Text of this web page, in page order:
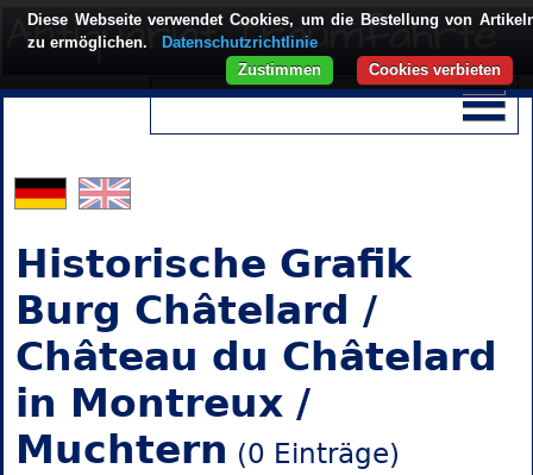
Historische Grafik
Burg Châtelard /
Château du Châtelard
in Montreux /
Muchtern (0 Einträge)
Diese Webseite verwendet Cookies, um die Bestellung von
zu ermöglichen.
Datenschutzrichtlinie
Cookies verbieten
Zustimmen